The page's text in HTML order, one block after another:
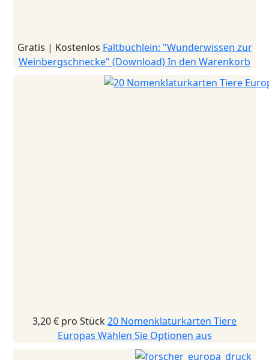
Gratis | Kostenlos Faltbüchlein: "Wunderwissen zur
Weinbergschnecke" (Download)In den Warenkorb
3,20 € pro Stück20 Nomenklaturkarten Tiere
Europas Wählen Sie Optionen aus